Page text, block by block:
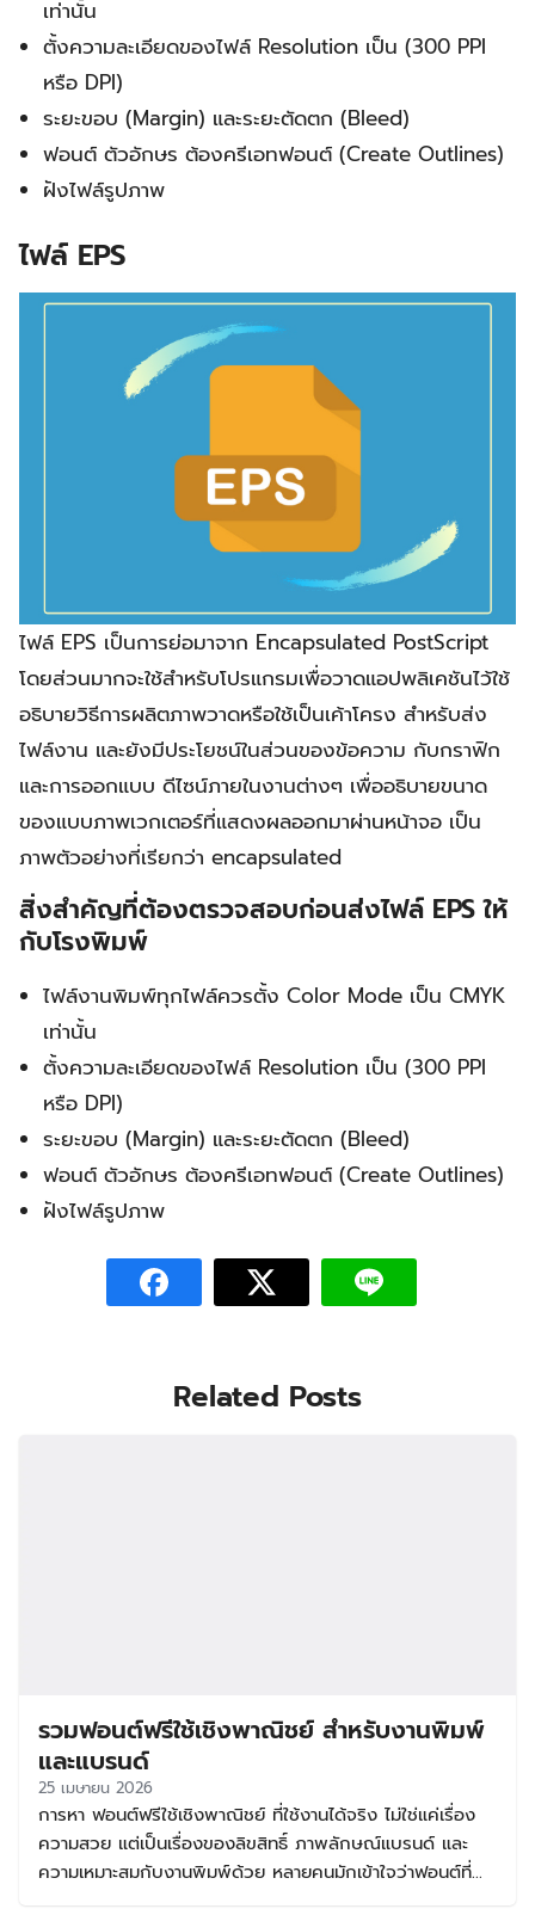
เท่านั้น
ตั้งความละเอียดของไฟล์ Resolution เป็น (300 PPI
หรือ DPI)
ระยะขอบ (Margin) และระยะตัดตก (Bleed)
ฟอนต์ ตัวอักษร ต้องครีเอทฟอนต์ (Create Outlines)
ฝังไฟล์รูปภาพ
ไฟล์ EPS
ไฟล์ EPS เป็นการย่อมาจาก Encapsulated PostScript
โดยส่วนมากจะใช้สำหรับโปรแกรมเพื่อวาดแอปพลิเคชันไว้ใช้
อธิบายวิธีการผลิตภาพวาดหรือใช้เป็นเค้าโครง สำหรับส่ง
ไฟล์งาน และยังมีประโยชน์ในส่วนของข้อความ กับกราฟิก
และการออกแบบ ดีไซน์ภายในงานต่างๆ เพื่ออธิบายขนาด
ของแบบภาพเวกเตอร์ที่แสดงผลออกมาผ่านหน้าจอ เป็น
ภาพตัวอย่างที่เรียกว่า encapsulated
สิ่งสำคัญที่ต้องตรวจสอบก่อนส่งไฟล์ EPSให้
กับโรงพิมพ์
ไฟล์งานพิมพ์ทุกไฟล์ควรตั้ง Color Mode เป็น CMYK
เท่านั้น
ตั้งความละเอียดของไฟล์ Resolution เป็น (300 PPI
หรือ DPI)
ระยะขอบ (Margin) และระยะตัดตก (Bleed)
ฟอนต์ ตัวอักษร ต้องครีเอทฟอนต์ (Create Outlines)
ฝังไฟล์รูปภาพ
Related Posts
รวมฟอนต์ฟรีใช้เชิงพาณิชย์ สำหรับงานพิมพ์
และแบรนด์
25 เมษายน 2026
การหา ฟอนต์ฟรีใช้เชิงพาณิชย์ ที่ใช้งานได้จริง ไม่ใช่แค่เรื่อง
ความสวย แต่เป็นเรื่องของลิขสิทธิ์ ภาพลักษณ์แบรนด์ และ
ความเหมาะสมกับงานพิมพ์ด้วย หลายคนมักเข้าใจว่าฟอนต์ที่